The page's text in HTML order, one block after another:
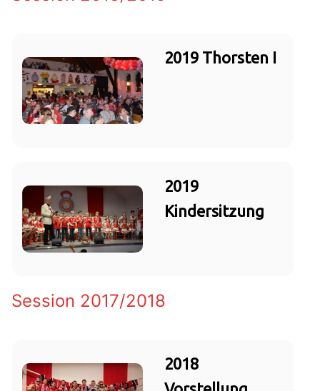
2019 Thorsten I
2019
Kindersitzung
Session 2017/2018
2018